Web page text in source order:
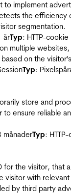
to implement
the efficiency
segmentation.
årTyp: HTTP-cookie
multiple
on the
Typ:
store and
to ensure reliable
månaderTyp:
for the visitor, that
visitor with
by third party